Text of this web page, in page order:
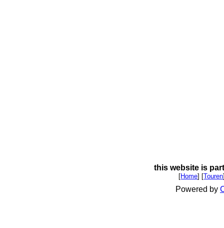
this website is
[Home] [Touren
Powered by